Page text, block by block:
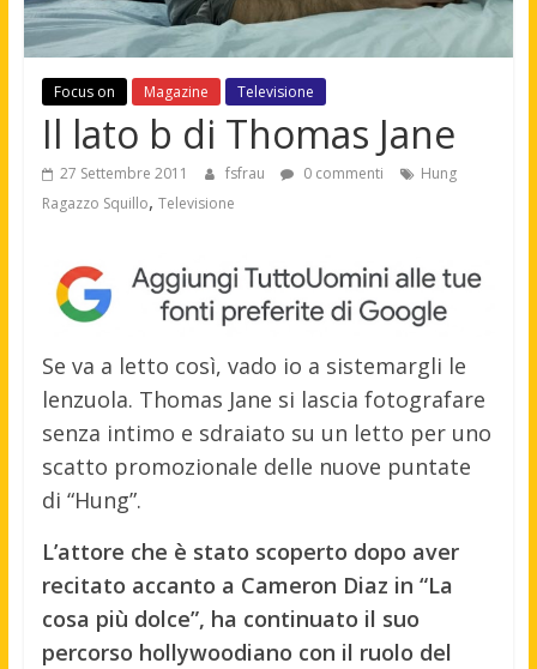
Focus on Magazine Televisione
Il lato b di Thomas Jane
27 Settembre 2011 fsfrau 0 commenti
Hung
Ragazzo Squillo, Televisione
Se va a letto così, vado io a sistemargli le
lenzuola. Thomas Jane si lascia fotografare
senza intimo e sdraiato su un letto per uno
scatto promozionale delle nuove puntate
di “Hung”.
L’attore che è stato scoperto dopo aver
recitato accanto a Cameron Diaz in “La
cosa più dolce”, ha continuato il suo
percorso hollywoodiano con il ruolo del